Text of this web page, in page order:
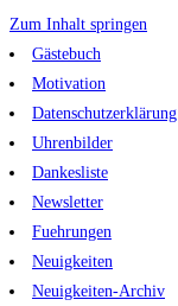
Zum Inhalt springen
Gästebuch
Motivation
Datenschutzerklärung
Uhrenbilder
Dankesliste
Newsletter
Fuehrungen
Neuigkeiten
Neuigkeiten-Archiv